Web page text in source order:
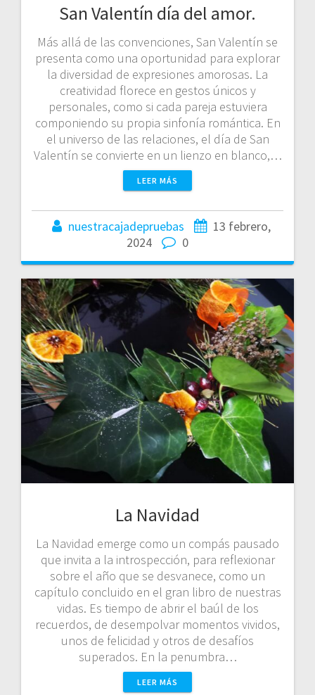
San Valentín día del amor.
Más allá de las convenciones, San Valentín se
presenta como una oportunidad para explorar
la diversidad de expresiones amorosas. La
creatividad florece en gestos únicos y
personales, como si cada pareja estuviera
componiendo su propia sinfonía romántica. En
el universo de las relaciones, el día de San
Valentín se convierte en un lienzo en blanco,…
LEER MÁS
nuestracajadepruebas
13 febrero,
2024
0
La Navidad
La Navidad emerge como un compás pausado
que invita a la introspección, para reflexionar
sobre el año que se desvanece, como un
capítulo concluido en el gran libro de nuestras
vidas. Es tiempo de abrir el baúl de los
recuerdos, de desempolvar momentos vividos,
unos de felicidad y otros de desafíos
superados. En la penumbra…
LEER MÁS